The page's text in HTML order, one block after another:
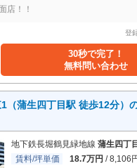
店！！
登
30秒で完了！
無料問い合わせ
（蒲生四丁目駅 徒歩12分）
地下鉄長堀鶴見緑地線 蒲生四丁目
賃料/坪単価
18.7万円 / 8,106